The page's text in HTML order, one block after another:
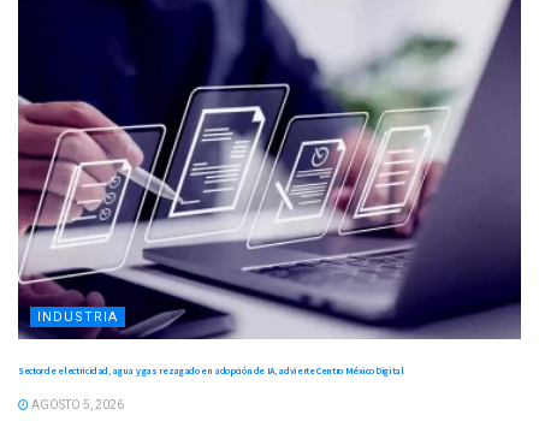
INDUSTRIA
Sector de electricidad, agua y gas rezagado en adopción de IA, advierte Centro México Digital
AGOSTO 5, 2026